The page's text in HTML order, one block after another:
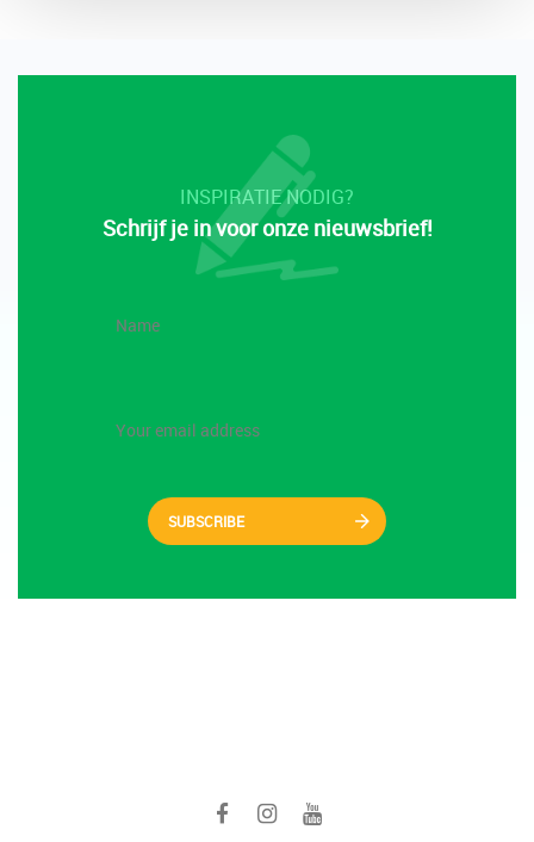
INSPIRATIE NODIG?
Schrijf je in voor onze nieuwsbrief!
SUBSCRIBE